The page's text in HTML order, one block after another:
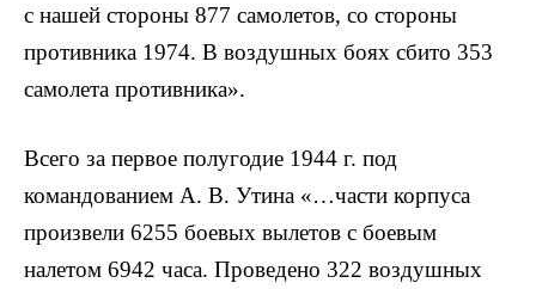
с нашей стороны 877 самолетов, со стороны
противника 1974. В воздушных боях сбито 353
самолета противника».
Всего за первое полугодие 1944 г. под
командованием А. В. Утина «…части корпуса
произвели 6255 боевых вылетов с боевым
налетом 6942 часа. Проведено 322 воздушных